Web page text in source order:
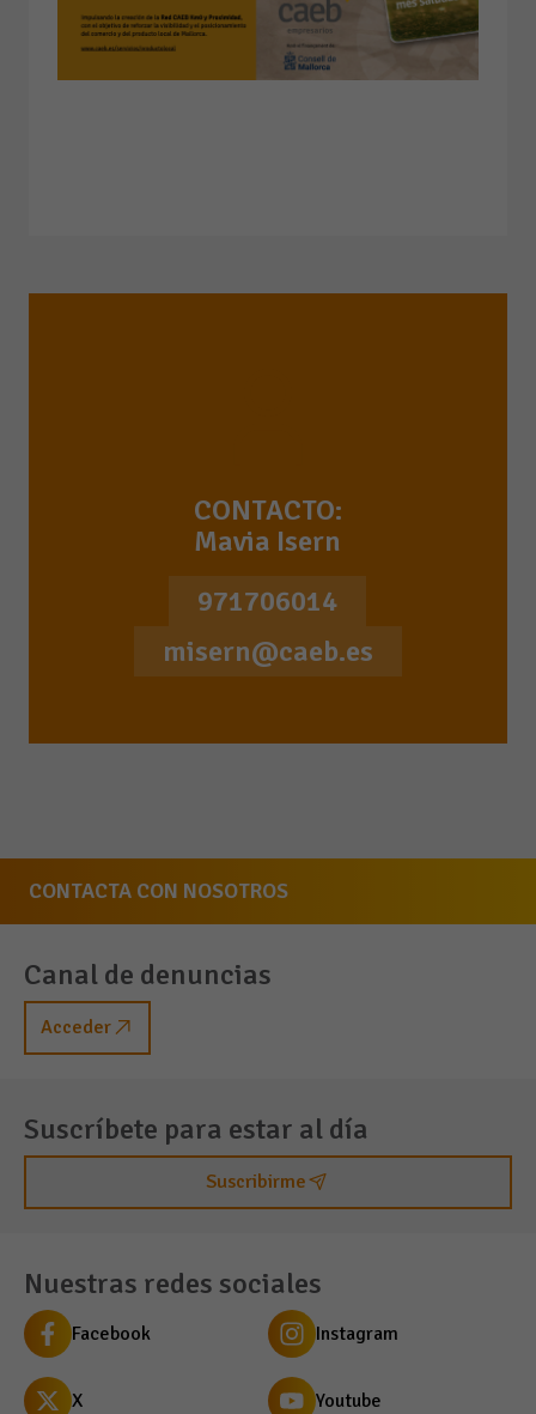
CONTACTO:
Mavia Isern
971706014
misern@caeb.es
CONTACTA CON NOSOTROS
Canal de denuncias
Acceder
Suscríbete para estar al día
Suscribirme
Nuestras redes sociales
Facebook Instagram
X Youtube